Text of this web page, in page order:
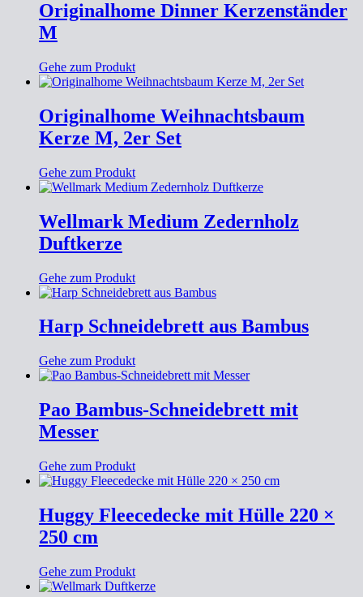
Originalhome Dinner Kerzenständer
M
Gehe zum Produkt
Originalhome Weihnachtsbaum
Kerze M, 2er Set
Gehe zum Produkt
Wellmark Medium Zedernholz
Duftkerze
Gehe zum Produkt
Harp Schneidebrett aus Bambus
Gehe zum Produkt
Pao Bambus-Schneidebrett mit
Messer
Gehe zum Produkt
Huggy Fleecedecke mit Hülle 220 ×
250 cm
Gehe zum Produkt